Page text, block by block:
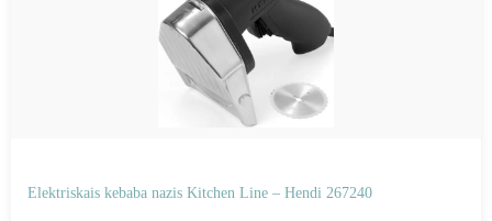
Elektriskais kebaba nazis Kitchen Line – Hendi 267240